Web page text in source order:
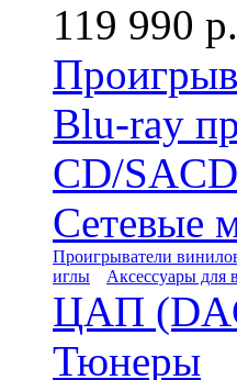
119 990 р.
Blu-ray
CD/
Сетевые
Проигрыватели
иглы
Аксессуары для
ЦАП
Тюнеры